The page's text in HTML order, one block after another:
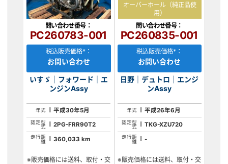
問い合わせ番号：
PC260783-001
税込販売価格*：
お問い合わせ
いすゞ｜フォワード｜エ
ンジンAssy
年式 平成30年5月
認定型
式
2PG-FRR90T2
走行距
離
360,033 km
※販売価格には送料、取付・交
オーバーホール（純正品使
用）
問い合わせ番号：
PC260835-001
税込販売価格*：
お問い合わせ
日野｜デュトロ｜エンジ
ンAssy
年式 平成26年6月
認定型
式
TKG-XZU720
走行距
離
-
※販売価格には送料、取付・交